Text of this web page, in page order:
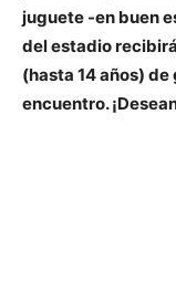
juguete -en buen
del estadio
(hasta 14 años)
encuentro.